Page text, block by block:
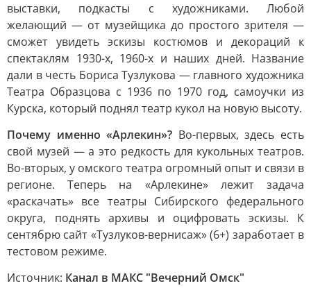
выставки, подкасты с художниками. Любой
желающий — от музейщика до простого зрителя —
сможет увидеть эскизы костюмов и декораций к
спектаклям 1930-х, 1960-х и наших дней. Название
дали в честь Бориса Тузлукова — главного художника
Театра Образцова с 1936 по 1970 год, самоучки из
Курска, который поднял театр кукол на новую высоту.
Почему именно «Арлекин»? Во-первых, здесь есть
свой музей — а это редкость для кукольных театров.
Во-вторых, у омского театра огромный опыт и связи в
регионе. Теперь на «Арлекине» лежит задача
«раскачать» все театры Сибирского федерального
округа, поднять архивы и оцифровать эскизы. К
сентябрю сайт «Тузлуков-вернисаж» (6+) заработает в
тестовом режиме.
Источник: Канал в МАКС "Вечерний Омск"